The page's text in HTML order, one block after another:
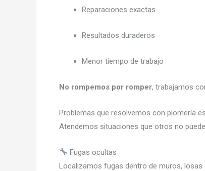
Reparaciones exactas
Resultados duraderos
Menor tiempo de trabajo
No rompemos por romper, trabajamos
Problemas que resolvemos con plomería
Atendemos situaciones que otros no
Fugas ocultas
Localizamos fugas dentro de muros, losas